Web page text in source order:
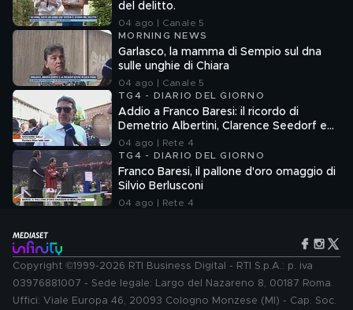
del delitto.
04 ago | Canale 5
MORNING NEWS
Garlasco, la mamma di Sempio sul dna
sulle unghie di Chiara
04 ago | Canale 5
TG4 - DIARIO DEL GIORNO
Addio a Franco Baresi: il ricordo di
Demetrio Albertini, Clarence Seedorf e
Giovanni Galli
04 ago | Rete 4
TG4 - DIARIO DEL GIORNO
Franco Baresi, il pallone d'oro omaggio di
Silvio Berlusconi
04 ago | Rete 4
Copyright ©1999-2026 RTI Business Digital - RTI S.p.A.: p. iva
03976881007 - Sede legale: Largo del Nazareno 8, 00187 Roma.
Uffici: Viale Europa 46, 20093 Cologno Monzese (MI) - Cap. Soc.